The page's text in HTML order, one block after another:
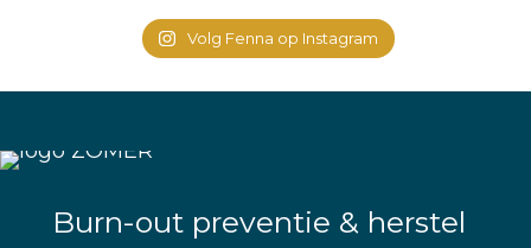
Volg Fenna op Instagram
Burn-out preventie & herstel